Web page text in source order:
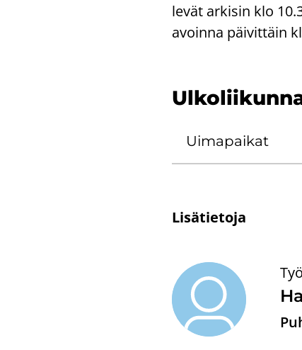
le­vät ar­ki­sin klo
avoin­na päi­vit­täin
Ui­ma­pai­kat
Li­sä­tie­to­ja